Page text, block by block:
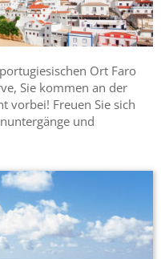
Ort Faro
Sie kommen an der
vorbei! Freuen Sie sich
und